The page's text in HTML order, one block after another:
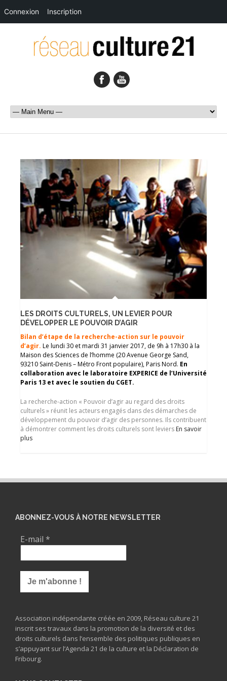
LES DROITS CULTURELS, UN LEVIER POUR
DÉVELOPPER LE POUVOIR D’AGIR
Bilan d’étape de la recherche-action sur le pouvoir
d’agir. Le lundi 30 et mardi 31 janvier 2017, de 9h à 17h30 à la
Maison des Sciences de l’homme (20 Avenue George Sand,
93210 Saint-Denis – Métro Front populaire), Paris Nord. En
collaboration avec le laboratoire EXPERICE de l’Université
Paris 13 et avec le soutien du CGET.
La recherche-action « Pouvoir d’agir au regard des droits
culturels » réunit les acteurs engagés dans des démarches de
développement du pouvoir d’agir des personnes. Ils contribuent
à démontrer comment les droits culturels sont leviers En savoir
plus
ABONNEZ-VOUS À NOTRE NEWSLETTER
E-mail *
Association indépendante créée en 2009, Réseau culture 21
inscrit ses travaux dans la promotion de la diversité et des
droits culturels dans l’ensemble des politiques publiques en
s’appuyant sur l’Agenda 21 de la culture et la Déclaration de
Fribourg.
Connexion Inscription